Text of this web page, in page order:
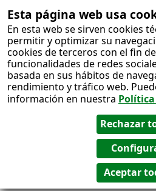
Esta página web usa
En esta web se sirven cookies
permitir y optimizar su
cookies de terceros con el fin
funcionalidades de redes
basada en sus hábitos de
rendimiento y tráfico web.
información en nuestra